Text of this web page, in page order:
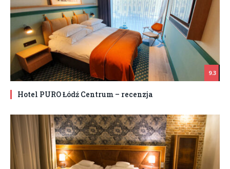
9.3
Hotel PURO Łódź Centrum – recenzja